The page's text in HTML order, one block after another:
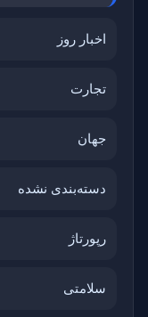
اخبار روز
تجارت
جهان
دسته‌بندی نشده
رپورتاژ
سلامتی